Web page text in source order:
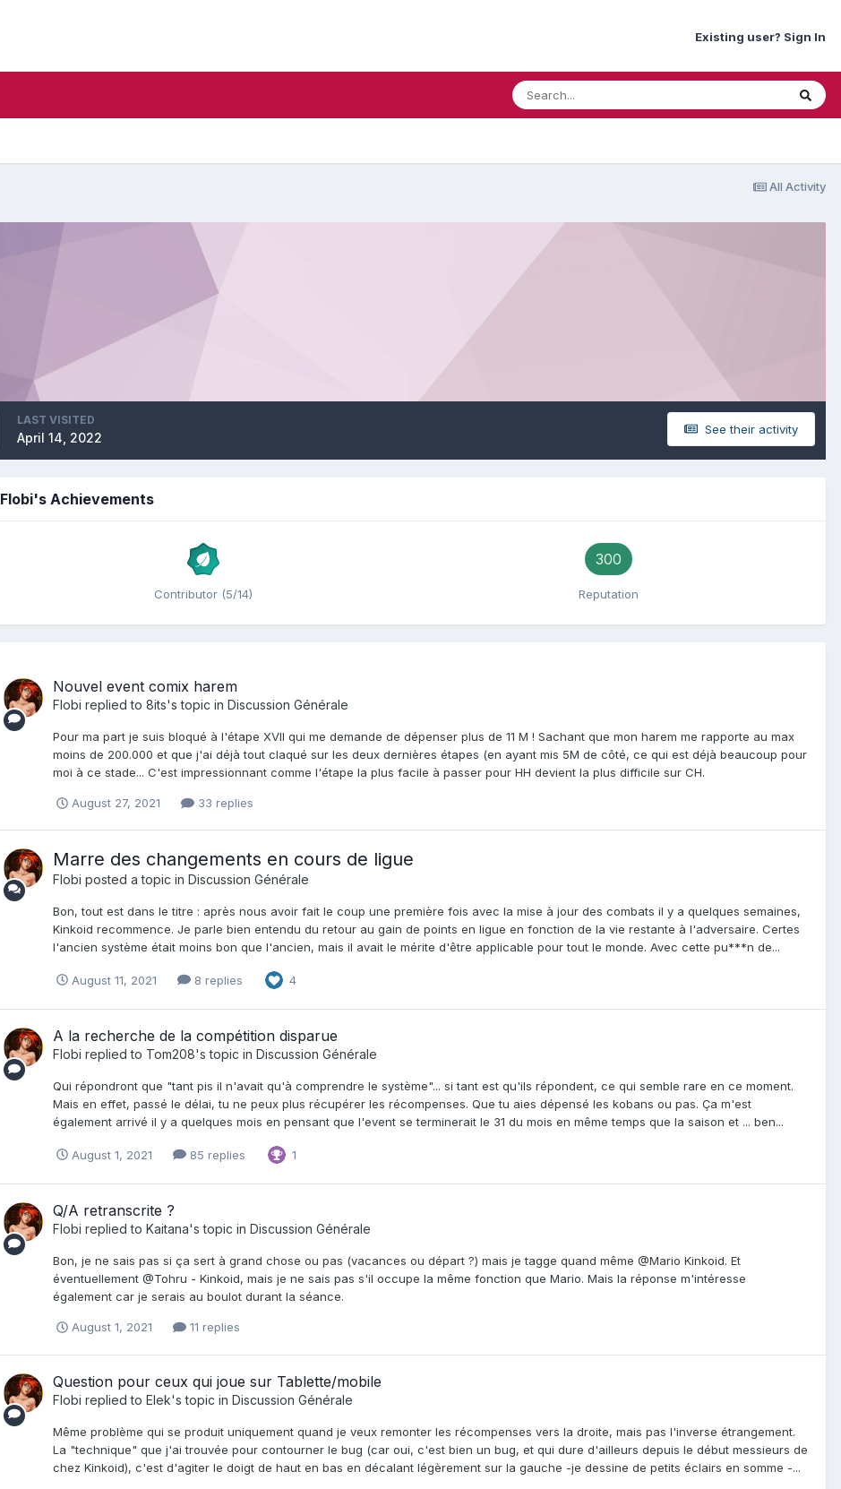
Existing user? Sign In
All Activity
See their activity
LAST VISITED
April 14, 2022
Flobi's Achievements
Contributor (5/14)
300
Reputation
Nouvel event comix harem
Flobi replied to 8its's topic in Discussion Générale
Pour ma part je suis bloqué à l'étape XVII qui me demande de dépenser plus de 11 M ! Sachant que mon harem me rapporte au max
moins de 200.000 et que j'ai déjà tout claqué sur les deux dernières étapes (en ayant mis 5M de côté, ce qui est déjà beaucoup pour
moi à ce stade... C'est impressionnant comme l'étape la plus facile à passer pour HH devient la plus difficile sur CH.
August 27, 2021 33 replies
Marre des changements en cours de ligue
Flobi posted a topic in Discussion Générale
Bon, tout est dans le titre : après nous avoir fait le coup une première fois avec la mise à jour des combats il y a quelques semaines,
Kinkoid recommence. Je parle bien entendu du retour au gain de points en ligue en fonction de la vie restante à l'adversaire. Certes
l'ancien système était moins bon que l'ancien, mais il avait le mérite d'être applicable pour tout le monde. Avec cette pu***n de...
August 11, 2021 8 replies 4
A la recherche de la compétition disparue
Flobi replied to Tom208's topic in Discussion Générale
Qui répondront que "tant pis il n'avait qu'à comprendre le système"... si tant est qu'ils répondent, ce qui semble rare en ce moment.
Mais en effet, passé le délai, tu ne peux plus récupérer les récompenses. Que tu aies dépensé les kobans ou pas. Ça m'est
également arrivé il y a quelques mois en pensant que l'event se terminerait le 31 du mois en même temps que la saison et ... ben...
August 1, 2021 85 replies 1
Q/A retranscrite ?
Flobi replied to Kaitana's topic in Discussion Générale
Bon, je ne sais pas si ça sert à grand chose ou pas (vacances ou départ ?) mais je tagge quand même @Mario Kinkoid. Et
éventuellement @Tohru - Kinkoid, mais je ne sais pas s'il occupe la même fonction que Mario. Mais la réponse m'intéresse
également car je serais au boulot durant la séance.
August 1, 2021 11 replies
Question pour ceux qui joue sur Tablette/mobile
Flobi replied to Elek's topic in Discussion Générale
Même problème qui se produit uniquement quand je veux remonter les récompenses vers la droite, mais pas l'inverse étrangement.
La "technique" que j'ai trouvée pour contourner le bug (car oui, c'est bien un bug, et qui dure d'ailleurs depuis le début messieurs de
chez Kinkoid), c'est d'agiter le doigt de haut en bas en décalant légèrement sur la gauche -je dessine de petits éclairs en somme -...